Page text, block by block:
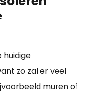
huidige
zo zal er veel
muren of